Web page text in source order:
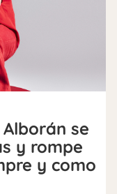
Alborán se
y rompe
y como